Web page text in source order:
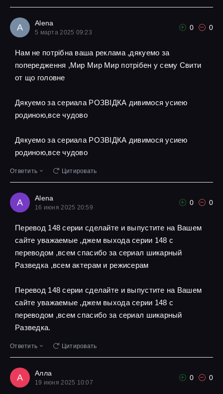
A Alena
5 марта 2025 09:23
0 0
Нам не потрібна ваша реклама ,дякуемо за
попередження ,Мир Мир Мир потрібен у сему Свити
от що головне
Дякуемо за сериала РОЗВІДКА дивимося усиею
родиною,все чудово
Дякуемо за сериала РОЗВІДКА дивимося усиею
родиною,все чудово
Ответить Цитировать
A Alena
16 июня 2025 20:59
0 0
Перевод 148 серии сделайте и выпустите на Вашем
сайте уважаемые ,джем выхода серии 148 с
переводом ,всем спасибо за сериал шикарный
Разведка ,всем актерам и режисерам
Перевод 148 серии сделайте и выпустите на Вашем
сайте уважаемые ,джем выхода серии 148 с
переводом ,всем спасибо за сериал шикарный
Разведка.
Ответить Цитировать
А Алла
19 июня 2025 10:07
0 0